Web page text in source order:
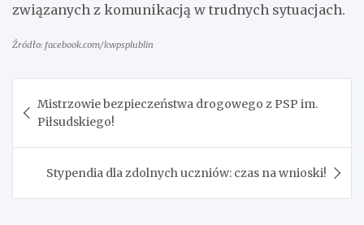
związanych z komunikacją w trudnych sytuacjach.
Źródło: facebook.com/kwpsplublin
wpisu
Mistrzowie bezpieczeństwa drogowego z PSP im.
Piłsudskiego!
Stypendia dla zdolnych uczniów: czas na wnioski!